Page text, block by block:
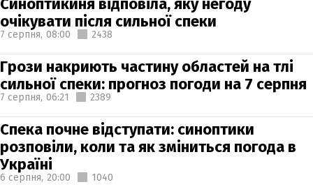
очікувати після сильної спеки
7 серпня, 08:00 2438
Грози накриють частину областей на тлі
сильної спеки: прогноз погоди на 7 серпня
7 серпня, 06:21 2389
Спека почне відступати: синоптики
розповіли, коли та як зміниться погода в
Україні
6 серпня, 20:00 1040